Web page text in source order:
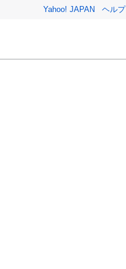
Yahoo! JAPAN ヘルプ